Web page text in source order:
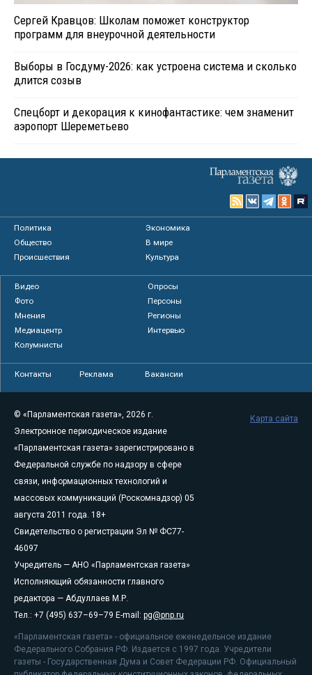
Сергей Кравцов: Школам поможет конструктор
программ для внеурочной деятельности
Выборы в Госдуму-2026: как устроена система и сколько
длится созыв
Спецборт и декорация к кинофантастике: чем знаменит
аэропорт Шереметьево
Политика
Экономика
Общество
В мире
Происшествия
Культура
Видео
Опросы
Фото
Персоны
Мнения
Регионы
Медиацентр
Интервью
Колумнисты
Контакты Реклама Вакансии
© «Парламентская газета», 2026 г.
Электронное периодическое издание
«Парламентская газета» зарегистрировано в
Федеральной службе по надзору в сфере
связи, информационных технологий и
массовых коммуникаций (Роскомнадзор) 05
августа 2011 года. 18+
Свидетельство о регистрации Эл № ФС77-
46097
Учредитель — АНО «Парламентская газета»
Исполняющий обязанности главного
редактора — Абдуллаев М.Р.
Тел.: +7 (495) 637–69–79 E-mail: pg@pnp.ru
«Парламентская газета» - официальное еженедельное издание
Федерального Собрания РФ. Издается с 1997 года. Учредители
газеты - Государственная Дума и Совет Федерации РФ. Официальный
Карта сайта